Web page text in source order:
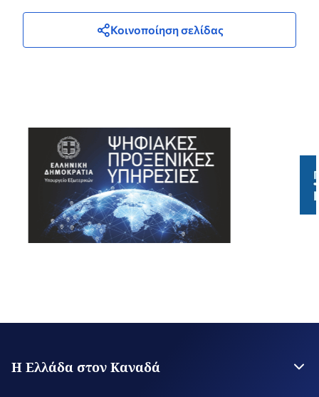
Κοινοποίηση σελίδας
Η Ελλάδα στον Καναδά